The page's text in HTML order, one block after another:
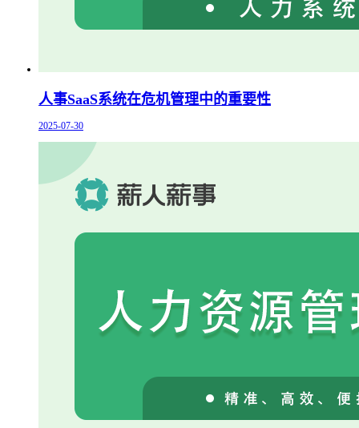
人事SaaS系统在危机管理中的重要性
2025-07-30